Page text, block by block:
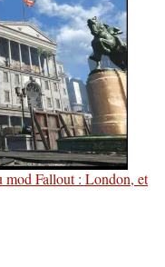
mod Fallout : London, et